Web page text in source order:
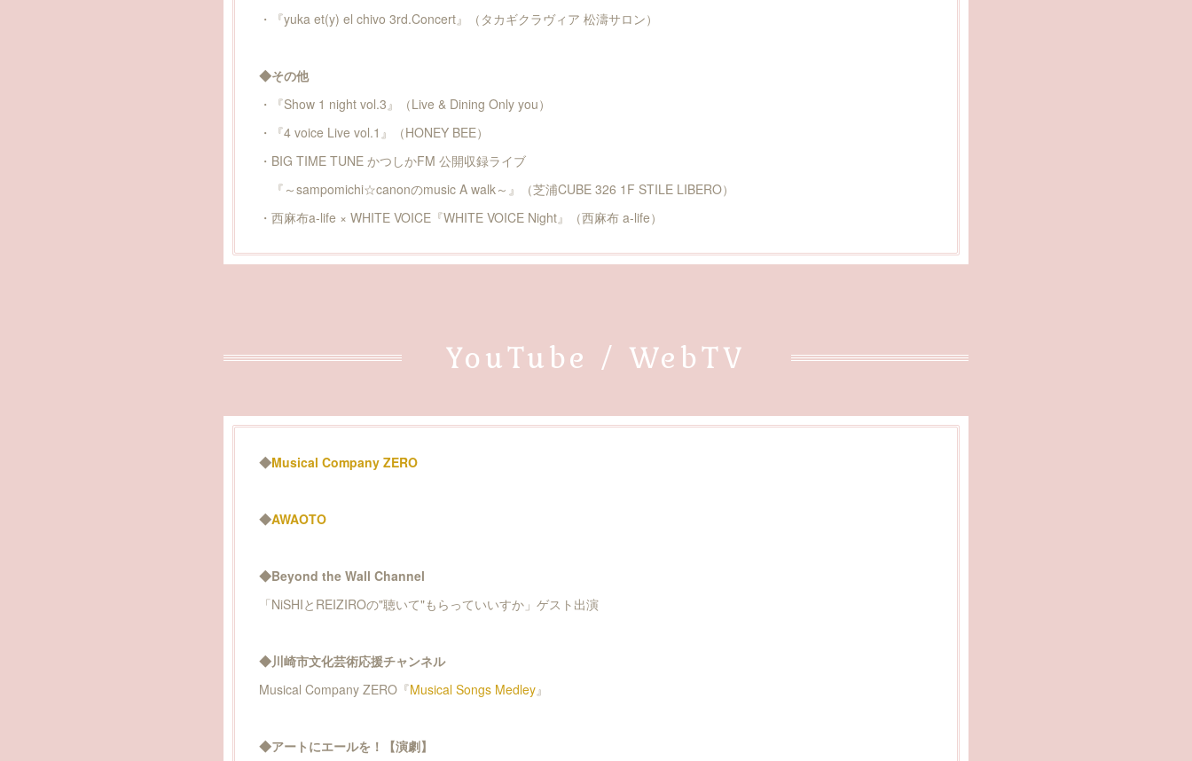
・『yuka et(y) el chivo 3rd.Concert』（タカギクラヴィア 松濤サロン）
◆その他
・『Show 1 night vol.3』（Live & Dining Only you）
・『4 voice Live vol.1』（HONEY BEE）
・BIG TIME TUNE かつしかFM 公開収録ライブ
『～sampomichi☆canonのmusic A walk～』（芝浦CUBE 326 1F STILE LIBERO）
・西麻布a-life × WHITE VOICE『WHITE VOICE Night』（西麻布 a-life）
YouTube / WebTV
◆Musical Company ZERO
◆AWAOTO
◆Beyond the Wall Channel
「NiSHIとREIZIROの"聴いて"もらっていいすか」ゲスト出演
◆川崎市文化芸術応援チャンネル
Musical Company ZERO『Musical Songs Medley』
◆アートにエールを！【演劇】